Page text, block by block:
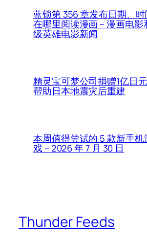
蓝锁第 356 章发布日期、时
在哪里阅读漫画 – 漫画电影
级英雄电影新闻
精灵宝可梦公司捐赠1亿日元
帮助日本地震灾后重建
本周值得尝试的 5 款新手机
戏 – 2026 年 7 月 30 日
Thunder Feeds